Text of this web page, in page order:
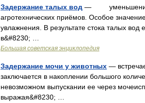
Задержание талых вод — уменьшение
агротехнических приёмов. Особое
увлажнения. В результате стока талых вод
в&#8230; …
Большая советская энциклопедия
Задержание мочи у животных —
заключается в накоплении большого
невозможном выпускании ее через
выражая&#8230; …